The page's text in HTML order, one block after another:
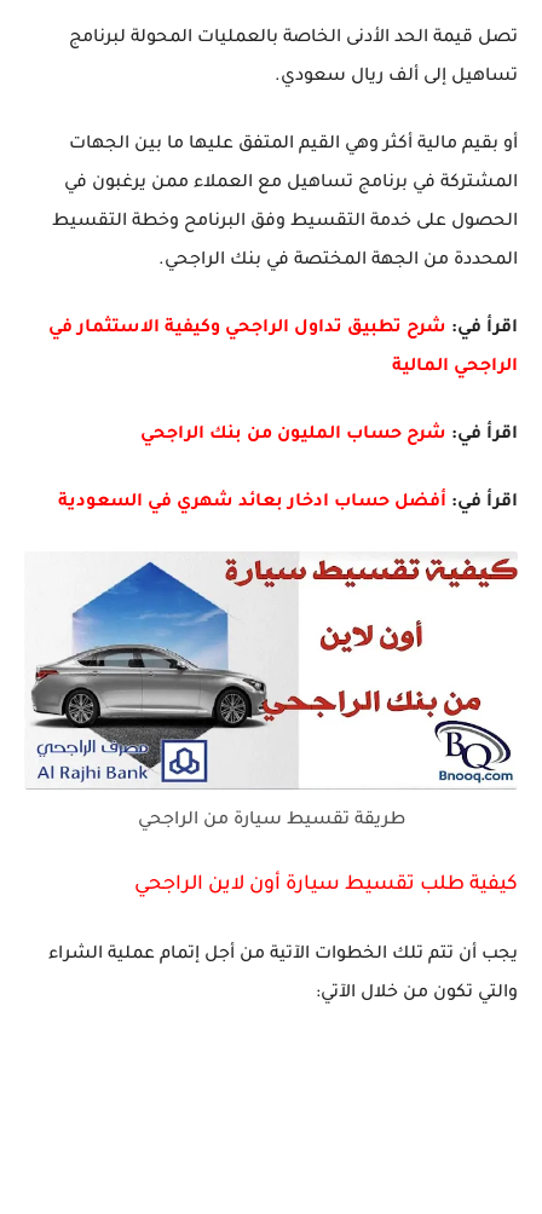
تصل قيمة الحد الأدنى الخاصة بالعمليات المحولة لبرنامج
تساهيل إلى ألف ريال سعودي.
أو بقيم مالية أكثر وهي القيم المتفق عليها ما بين الجهات
المشتركة في برنامج تساهيل مع العملاء ممن يرغبون في
الحصول على خدمة التقسيط وفق البرنامح وخطة التقسيط
المحددة من الجهة المختصة في بنك الراجحي.
اقرأ في: شرح تطبيق تداول الراجحي وكيفية الاستثمار في
الراجحي المالية
اقرأ في: شرح حساب المليون من بنك الراجحي
اقرأ في: أفضل حساب ادخار بعائد شهري في السعودية
طريقة تقسيط سيارة من الراجحي
كيفية طلب تقسيط سيارة أون لاين الراجحي
يجب أن تتم تلك الخطوات الآتية من أجل إتمام عملية الشراء
والتي تكون من خلال الآتي: